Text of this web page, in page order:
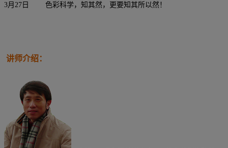
3月27日
色彩科学，知其然，更要知其所以然！
讲师介绍：